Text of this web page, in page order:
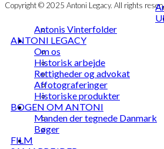
Copyright © 2025 Antoni Legacy. All rights
Antonis Vinterfolder
ANTONI LEGACY
Om os
Historisk arbejde
Rettigheder og advokat
Affotograferinger
Historiske produkter
BOGEN OM ANTONI
Manden der tegnede Danmark
Bøger
FILM